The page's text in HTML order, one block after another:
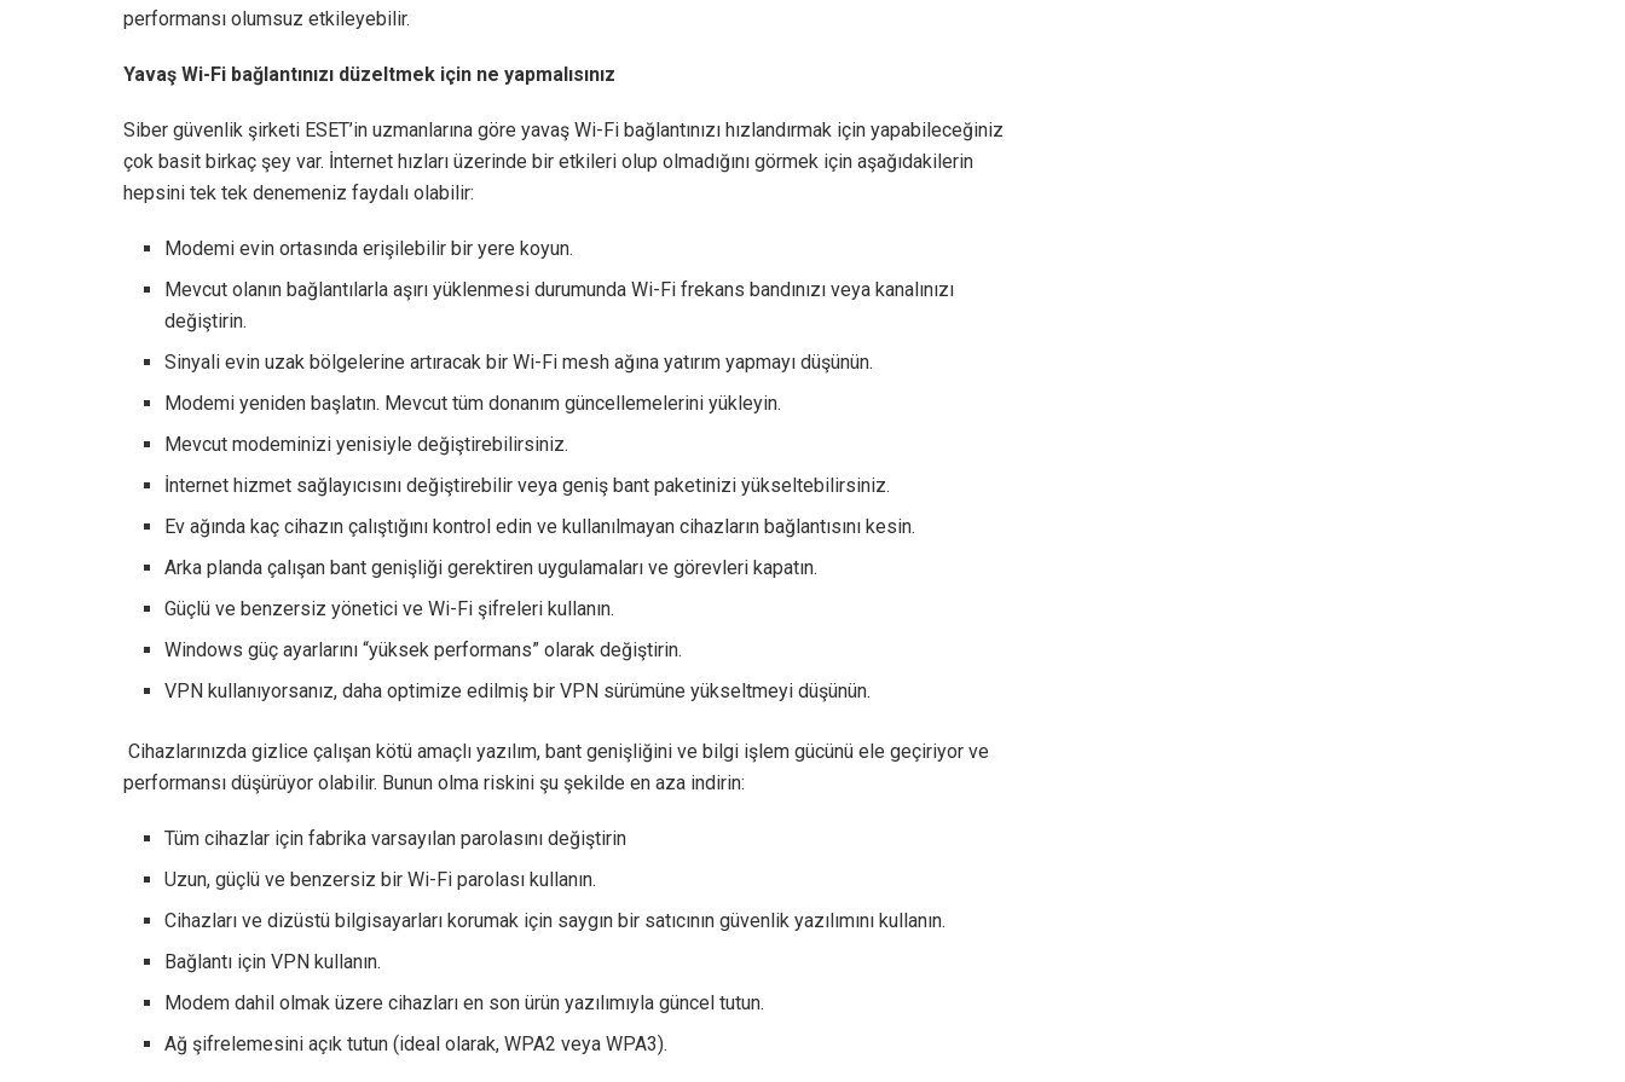
performansı olumsuz etkileyebilir.
Yavaş Wi-Fi bağlantınızı düzeltmek için ne yapmalısınız
Siber güvenlik şirketi ESET’in uzmanlarına göre yavaş Wi-Fi bağlantınızı hızlandırmak için yapabileceğiniz
çok basit birkaç şey var. İnternet hızları üzerinde bir etkileri olup olmadığını görmek için aşağıdakilerin
hepsini tek tek denemeniz faydalı olabilir:
Modemi evin ortasında erişilebilir bir yere koyun.
Mevcut olanın bağlantılarla aşırı yüklenmesi durumunda Wi-Fi frekans bandınızı veya kanalınızı
değiştirin.
Sinyali evin uzak bölgelerine artıracak bir Wi-Fi mesh ağına yatırım yapmayı düşünün.
Modemi yeniden başlatın. Mevcut tüm donanım güncellemelerini yükleyin.
Mevcut modeminizi yenisiyle değiştirebilirsiniz.
İnternet hizmet sağlayıcısını değiştirebilir veya geniş bant paketinizi yükseltebilirsiniz.
Ev ağında kaç cihazın çalıştığını kontrol edin ve kullanılmayan cihazların bağlantısını kesin.
Arka planda çalışan bant genişliği gerektiren uygulamaları ve görevleri kapatın.
Güçlü ve benzersiz yönetici ve Wi-Fi şifreleri kullanın.
Windows güç ayarlarını “yüksek performans” olarak değiştirin.
VPN kullanıyorsanız, daha optimize edilmiş bir VPN sürümüne yükseltmeyi düşünün.
Cihazlarınızda gizlice çalışan kötü amaçlı yazılım, bant genişliğini ve bilgi işlem gücünü ele geçiriyor ve
performansı düşürüyor olabilir. Bunun olma riskini şu şekilde en aza indirin:
Tüm cihazlar için fabrika varsayılan parolasını değiştirin
Uzun, güçlü ve benzersiz bir Wi-Fi parolası kullanın.
Cihazları ve dizüstü bilgisayarları korumak için saygın bir satıcının güvenlik yazılımını kullanın.
Bağlantı için VPN kullanın.
Modem dahil olmak üzere cihazları en son ürün yazılımıyla güncel tutun.
Ağ şifrelemesini açık tutun (ideal olarak, WPA2 veya WPA3).